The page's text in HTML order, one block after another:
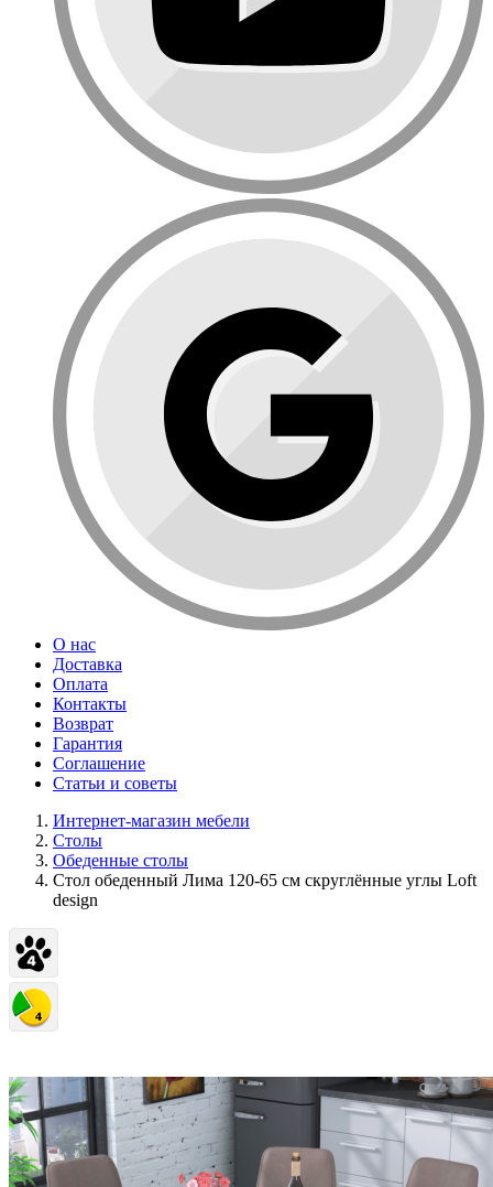
О нас
Доставка
Оплата
Контакты
Возврат
Гарантия
Соглашение
Статьи и советы
Интернет-магазин мебели
Столы
Обеденные столы
Стол обеденный Лима 120-65 см скруглённые углы Loft
design